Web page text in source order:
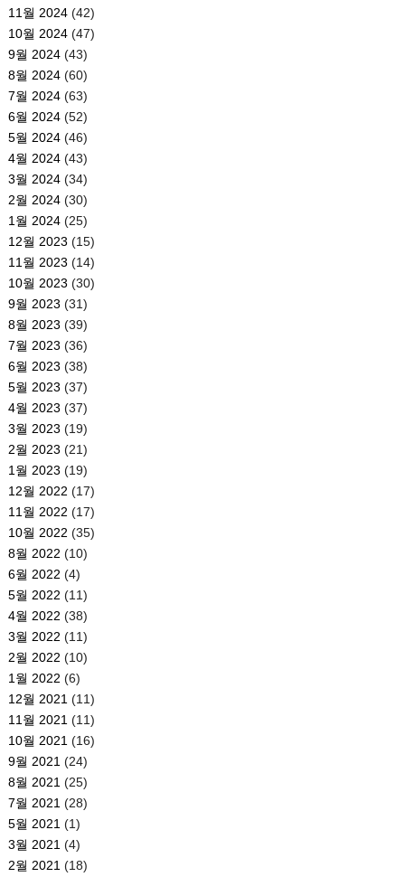
11월 2024(42)
10월 2024(47)
9월 2024(43)
8월 2024(60)
7월 2024(63)
6월 2024(52)
5월 2024(46)
4월 2024(43)
3월 2024(34)
2월 2024(30)
1월 2024(25)
12월 2023 (15)
11월 2023 (14)
10월 2023 (30)
9월 2023 (31)
8월 2023 (39)
7월 2023 (36)
6월 2023 (38)
5월 2023 (37)
4월 2023 (37)
3월 2023 (19)
2월 2023 (21)
1월 2023 (19)
12월 2022 (17)
11월 2022 (17)
10월 2022 (35)
8월 2022 (10)
6월 2022 (4)
5월 2022 (11)
4월 2022 (38)
3월 2022 (11)
2월 2022 (10)
1월 2022 (6)
12월 2021 (11)
11월 2021 (11)
10월 2021 (16)
9월 2021 (24)
8월 2021 (25)
7월 2021 (28)
5월 2021 (1)
3월 2021 (4)
2월 2021 (18)